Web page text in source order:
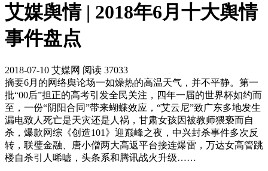
艾媒舆情 | 2018年6月十大舆情
事件盘点
2018-07-10 艾媒网 阅读 37033
摘要6月的网络舆论场一如燥热的高温天气，并不平静。第一
批“00后”担正的高考引发全民关注，四年一届的世界杯如约而
至，一份“阴阳合同”带来蝴蝶效应，“艾云尼”致广东多地发生
漏电致人死亡是天灾还是人祸，甘肃女孩因被教师猥亵而自
杀，爆款网综《创造101》迎巅峰之夜，中兴封杀事件多次反
转，联璧金融、唐小僧两大高返平台接连爆雷，万达女高管跳
楼自杀引人唏嘘，头条系和腾讯战火升级……